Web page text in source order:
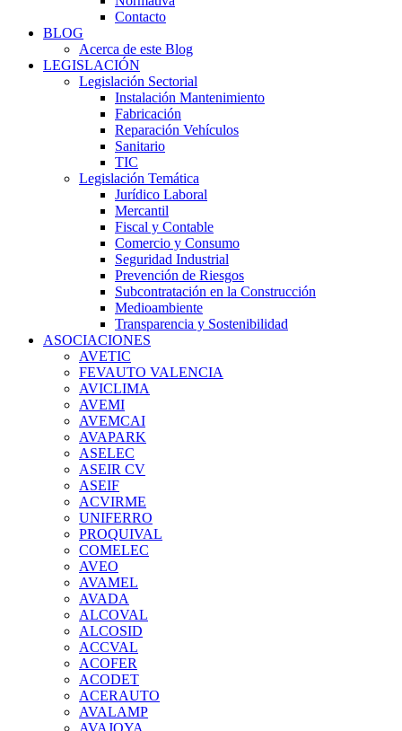
Contacto
BLOG
Acerca de este Blog
LEGISLACIÓN
Legislación Sectorial
Instalación Mantenimiento
Fabricación
Reparación Vehículos
Sanitario
TIC
Legislación Temática
Jurídico Laboral
Mercantil
Fiscal y Contable
Comercio y Consumo
Seguridad Industrial
Prevención de Riesgos
Subcontratación en la Construcción
Medioambiente
Transparencia y Sostenibilidad
ASOCIACIONES
AVETIC
FEVAUTO VALENCIA
AVICLIMA
AVEMI
AVEMCAI
AVAPARK
ASELEC
ASEIR CV
ASEIF
ACVIRME
UNIFERRO
PROQUIVAL
COMELEC
AVEO
AVAMEL
AVADA
ALCOVAL
ALCOSID
ACCVAL
ACOFER
ACODET
ACERAUTO
AVALAMP
AVAJOYA